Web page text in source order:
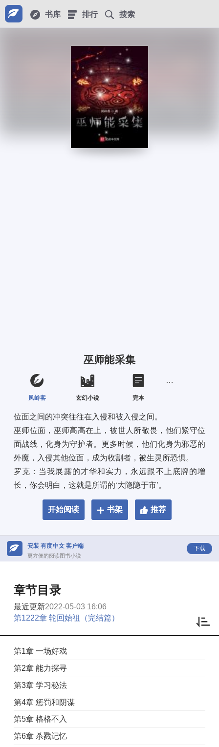
书库 排行 搜索
巫师能采集
凤岭客 玄幻小说 完本
位面之间的冲突往往在入侵和被入侵之间。
巫师位面，巫师高高在上，被世人所敬畏，他们紧守位
面战线，化身为守护者。更多时候，他们化身为邪恶的
外魔，入侵其他位面，成为收割者，被生灵所恐惧。
罗克：当我展露的才华和实力，永远跟不上底牌的增
长，你会明白，这就是所谓的‘大隐隐于市’。
开始阅读 书架 推荐
安装 有度中文 客户端
更方便的阅读图书小说
下载
章节目录
最近更新2022-05-03 16:06
第1222章 轮回始祖（完结篇）
第1章 一场好戏
第2章 能力探寻
第3章 学习秘法
第4章 惩罚和阴谋
第5章 格格不入
第6章 杀戮记忆